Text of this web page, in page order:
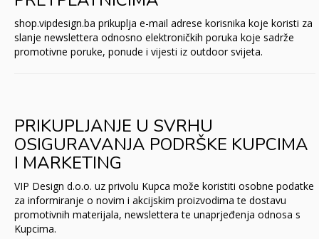
shop.vipdesign.ba prikuplja e-mail adrese korisnika koje koristi za
slanje newslettera odnosno elektroničkih poruka koje sadrže
promotivne poruke, ponude i vijesti iz outdoor svijeta.
PRIKUPLJANJE U SVRHU
OSIGURAVANJA PODRŠKE KUPCIMA
I MARKETING
VIP Design d.o.o. uz privolu Kupca može koristiti osobne podatke
za informiranje o novim i akcijskim proizvodima te dostavu
promotivnih materijala, newslettera te unaprjeđenja odnosa s
Kupcima.